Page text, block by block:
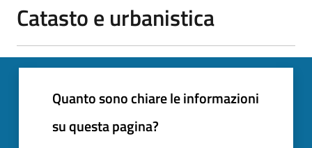
Catasto e urbanistica
Quanto sono chiare le informazioni
su questa pagina?